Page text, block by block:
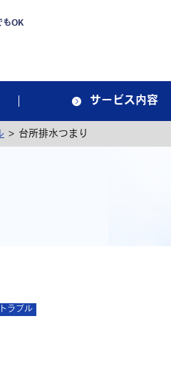
もOK
サービス内容
> 台所排水つまり
ラブル